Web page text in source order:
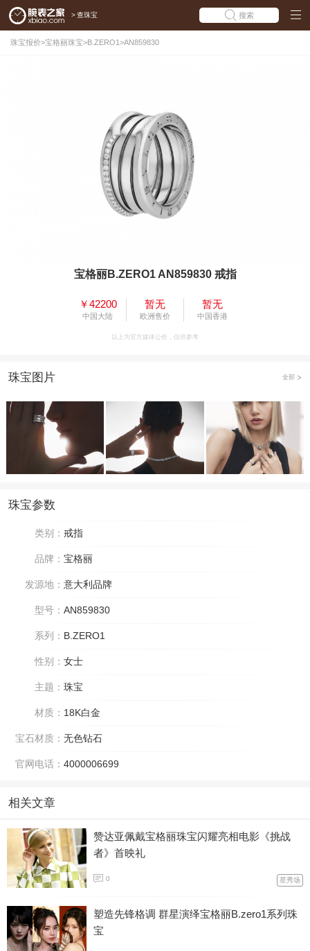
> 查珠宝 搜索
珠宝报价>宝格丽珠宝>B.ZERO1>AN859830
宝格丽B.ZERO1 AN859830 戒指
￥42200
中国大陆
暂无
欧洲售价
暂无
中国香港
以上为官方媒体公价，仅供参考
珠宝图片 全部
珠宝参数
类别： 戒指
品牌： 宝格丽
发源地： 意大利品牌
型号： AN859830
系列： B.ZERO1
性别： 女士
主题： 珠宝
材质： 18K白金
宝石材质： 无色钻石
官网电话： 4000006699
相关文章
赞达亚佩戴宝格丽珠宝闪耀亮相电影《挑战
者》首映礼
0 星秀场
塑造先锋格调 群星演绎宝格丽B.zero1系列珠
宝